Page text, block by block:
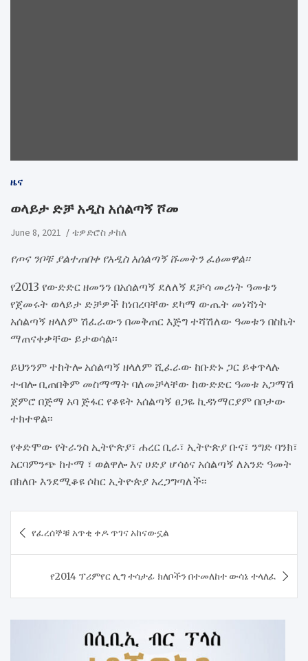
ዜና
ወላይታ ድቻ አዲስ አሰልጣኝ ሾመ
June 8, 2021 ቴዎድሮስ ታከለ
የጦና ንቦቹ ያልተጠበቀ የአዲስ አሰልጣኝ ሹመትን ፈፅመዋል፡፡
የ2013 የውድድር ዘመንን በአሰልጣኝ ደለለኝ ደቻሳ መሪነት ዓመቱን
የጀመሩት ወላይታ ድቻዎች ከነበረባቸው ደካማ ውጤት መነሻነት
አሰልጣኝ ዘላለም ሽፈራውን በመቅጠር እጅግ ተሻሽለው ዓመቱን በስኬት
ማጠናቀቃቸው ይታወሳል፡፡
ይህንንም ተከትሎ አሰልጣኝ ዘላለም ሺፈራው ከቡድኑ ጋር ይቀጥላሉ
ተብሎ ቢጠበቅም መስማማት ባለመቻላቸው ከውድድር ዓመቱ አጋማሽ
ጀምሮ በጅማ አባ ጅፋር የቆዩት አሰልጣኝ ፀጋዬ ኪዳነማርያም በቦታው
ተክተዋል፡፡
የቀድሞው የትራንስ ኢትዮጵያ፣ ሐረር ቢራ፣ ኢትዮጵያ ቡና፣ ንግድ ባንክ፣
አርባምንጭ ከተማ ፣ ወልዋሎ እና ሀድያ ሆሳዕና አሰልጣኝ ለአንድ ዓመት
በክለቡ እንደሚቆዩ ሶከር ኢትዮጵያ አረጋግጣለች፡፡
navigation
የፈረሰኞቹ አጥቂ ቀዶ ጥገና አከናውኗል
የ2014 ፕሪምየር ሊግ ተሳታፊ ክለቦችን በተመለከተ ውሳኔ ተላለፈ